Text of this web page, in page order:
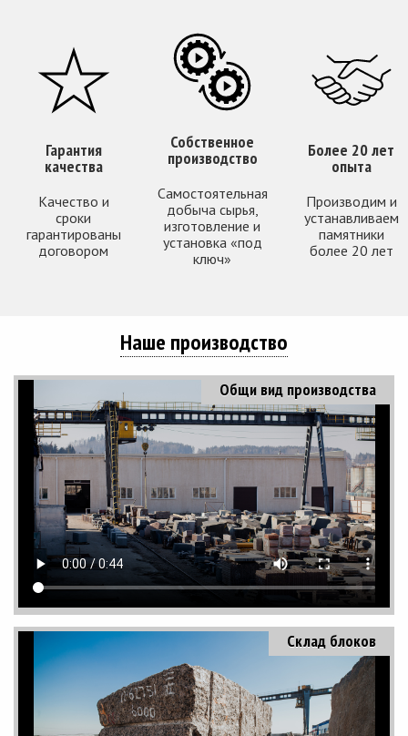
Гарантия
качества
Качество и
сроки
гарантированы
договором
Собственное
производство
Самостоятельная
добыча сырья,
изготовление и
установка «под
ключ»
Более 20 лет
опыта
Производим и
устанавливаем
памятники
более 20 лет
Наше производство
Общи вид производства
Склад блоков